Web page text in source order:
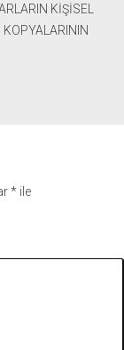
KİŞİSEL
* ile